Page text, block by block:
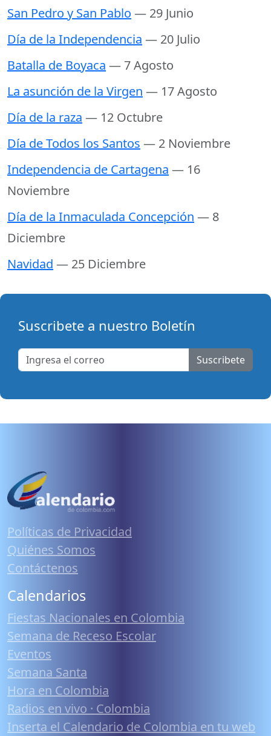
San Pedro y San Pablo — 29 Junio
Día de la Independencia — 20 Julio
Batalla de Boyaca — 7 Agosto
La asunción de la Virgen — 17 Agosto
Día de la raza — 12 Octubre
Día de Todos los Santos — 2 Noviembre
Independencia de Cartagena — 16
Noviembre
Día de la Inmaculada Concepción — 8
Diciembre
Navidad — 25 Diciembre
Suscribete a nuestro Boletín
Suscribete
Políticas de Privacidad
Quiénes Somos
Contáctenos
Calendarios
Fiestas Nacionales en Colombia
Semana de Receso Escolar
Eventos
Semana Santa
Hora en Colombia
Radios en vivo · Colombia
Inserta el Calendario de Colombia en tu web